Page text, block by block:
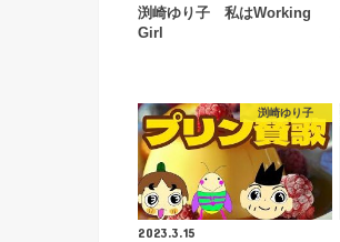
渕崎ゆり子 私はWorking
Girl
渕崎ゆり子
2023.3.15